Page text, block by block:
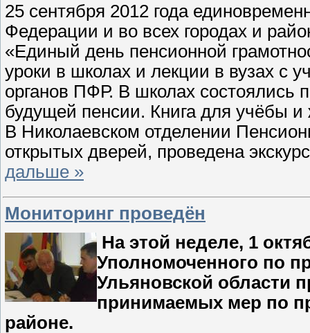
25 сентября 2012 года
Федерации и во всех городах и
«Единый день пенсионной
уроки в школах и лекции в вузах с
органов ПФР. В школах состоялись
будущей пенсии. Книга для учёбы и
В Николаевском отделении
открытых дверей, проведена
дальше »
Мониторинг проведён
На этой неделе, 1
Уполномоченного по
Ульяновской области
принимаемых мер по
районе.